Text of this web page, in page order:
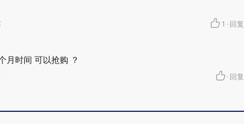
1 · 回复
月时间 可以抢购 ？
· 回复